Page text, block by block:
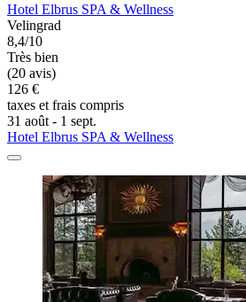
Hotel Elbrus SPA & Wellness
Velingrad
8,4/10
Très bien
(20 avis)
126 €
taxes et frais compris
31 août - 1 sept.
Hotel Elbrus SPA & Wellness